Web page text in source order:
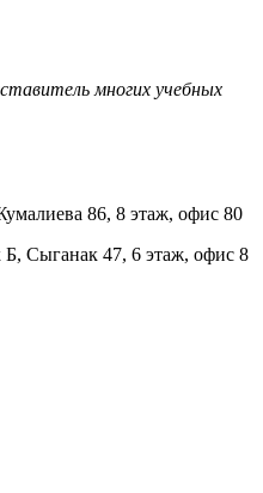
многих учебных
86, 8 этаж, офис 80
Сыганак 47, 6 этаж, офис 8